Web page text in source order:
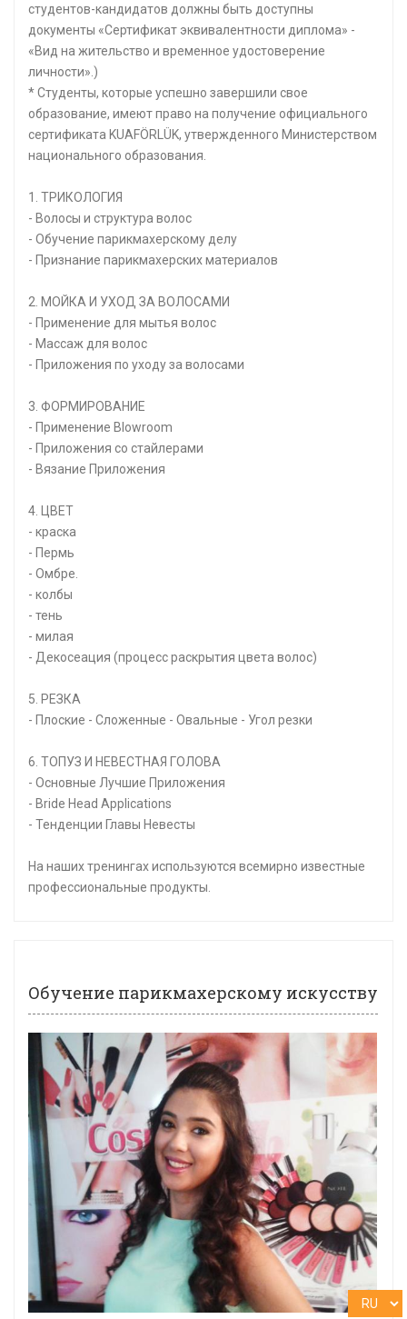
студентов-кандидатов должны быть доступны
документы «Сертификат эквивалентности диплома» -
«Вид на жительство и временное удостоверение
личности».)
* Студенты, которые успешно завершили свое
образование, имеют право на получение официального
сертификата KUAFÖRLÜK, утвержденного Министерством
национального образования.
1. ТРИКОЛОГИЯ
- Волосы и структура волос
- Обучение парикмахерскому делу
- Признание парикмахерских материалов
2. МОЙКА И УХОД ЗА ВОЛОСАМИ
- Применение для мытья волос
- Массаж для волос
- Приложения по уходу за волосами
3. ФОРМИРОВАНИЕ
- Применение Blowroom
- Приложения со стайлерами
- Вязание Приложения
4. ЦВЕТ
- краска
- Пермь
- Омбре.
- колбы
- тень
- милая
- Декосеация (процесс раскрытия цвета волос)
5. РЕЗКА
- Плоские - Сложенные - Овальные - Угол резки
6. ТОПУЗ И НЕВЕСТНАЯ ГОЛОВА
- Основные Лучшие Приложения
- Bride Head Applications
- Тенденции Главы Невесты
На наших тренингах используются всемирно известные
профессиональные продукты.
Обучение парикмахерскому искусству